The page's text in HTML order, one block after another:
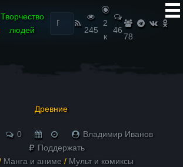
Творчество
людей
Найти:
245
2
к
46
78
Древние
0
Владимир Иванов
Поддержать
Манга и аниме / Мульт и комиксы